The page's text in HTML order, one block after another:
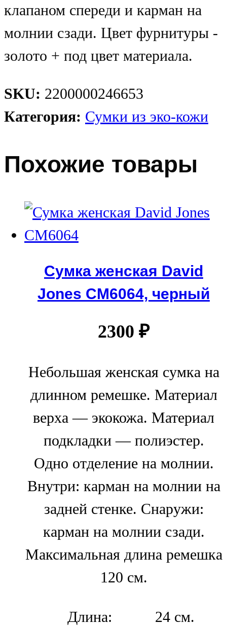
клапаном спереди и карман на
молнии сзади. Цвет фурнитуры -
золото + под цвет материала.
SKU: 2200000246653
Категория: Сумки из эко-кожи
Похожие товары
Сумка женская David
Jones СМ6064, черный
2300 ₽
Небольшая женская сумка на
длинном ремешке. Материал
верха — экокожа. Материал
подкладки — полиэстер.
Одно отделение на молнии.
Внутри: карман на молнии на
задней стенке. Снаружи:
карман на молнии сзади.
Максимальная длина ремешка
120 см.
Длина: 24 см.